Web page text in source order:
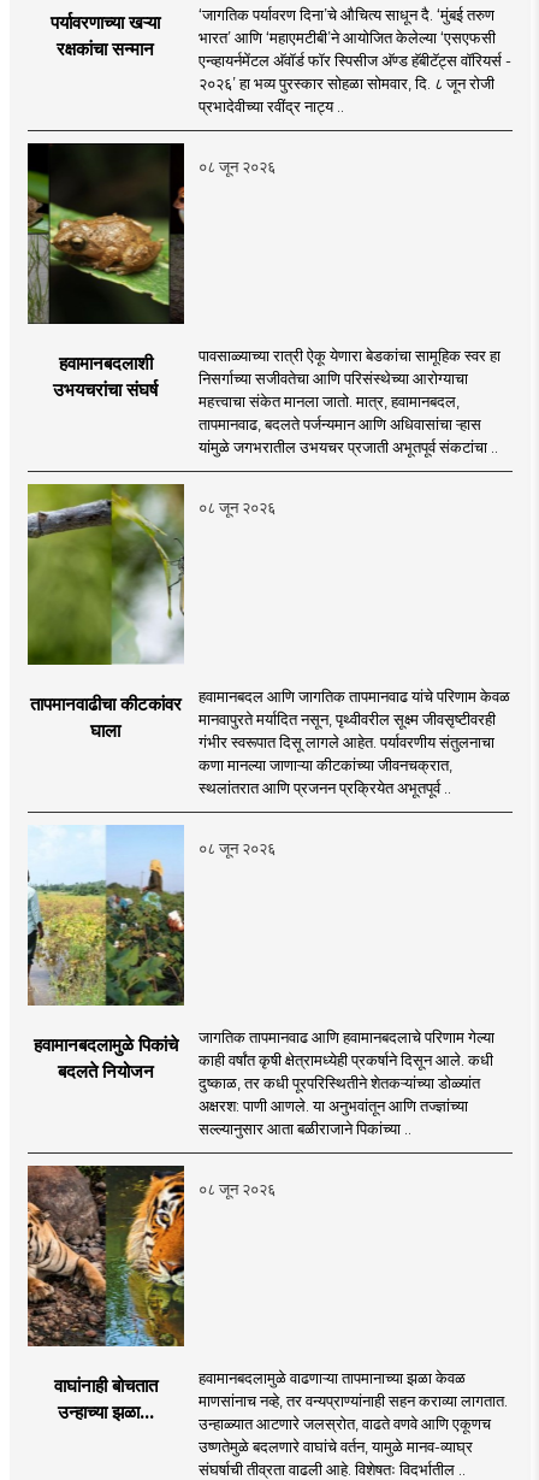
पर्यावरणाच्या खऱ्या
रक्षकांचा सन्मान
‘जागतिक पर्यावरण दिना’चे औचित्य साधून दै. ‘मुंबई तरुण
भारत’ आणि ‘महाएमटीबी’ने आयोजित केलेल्या ‘एसएफसी
एन्व्हायर्नमेंटल अ‍ॅवॉर्ड फॉर स्पिसीज अ‍ॅण्ड हॅबीटॅट्स वॉरियर्स -
२०२६’ हा भव्य पुरस्कार सोहळा सोमवार, दि. ८ जून रोजी
प्रभादेवीच्या रवींद्र नाट्य ..
०८ जून २०२६
हवामानबदलाशी
उभयचरांचा संघर्ष
पावसाळ्याच्या रात्री ऐकू येणारा बेडकांचा सामूहिक स्वर हा
निसर्गाच्या सजीवतेचा आणि परिसंस्थेच्या आरोग्याचा
महत्त्वाचा संकेत मानला जातो. मात्र, हवामानबदल,
तापमानवाढ, बदलते पर्जन्यमान आणि अधिवासांचा ऱ्हास
यांमुळे जगभरातील उभयचर प्रजाती अभूतपूर्व संकटांचा ..
०८ जून २०२६
तापमानवाढीचा कीटकांवर
घाला
हवामानबदल आणि जागतिक तापमानवाढ यांचे परिणाम केवळ
मानवापुरते मर्यादित नसून, पृथ्वीवरील सूक्ष्म जीवसृष्टीवरही
गंभीर स्वरूपात दिसू लागले आहेत. पर्यावरणीय संतुलनाचा
कणा मानल्या जाणाऱ्या कीटकांच्या जीवनचक्रात,
स्थलांतरात आणि प्रजनन प्रक्रियेत अभूतपूर्व ..
०८ जून २०२६
हवामानबदलामुळे पिकांचे
बदलते नियोजन
जागतिक तापमानवाढ आणि हवामानबदलाचे परिणाम गेल्या
काही वर्षांत कृषी क्षेत्रामध्येही प्रकर्षाने दिसून आले. कधी
दुष्काळ, तर कधी पूरपरिस्थितीने शेतकऱ्यांच्या डोळ्यांत
अक्षरश: पाणी आणले. या अनुभवांतून आणि तज्ज्ञांच्या
सल्ल्यानुसार आता बळीराजाने पिकांच्या ..
०८ जून २०२६
वाघांनाही बोचतात
उन्हाच्या झळा...
हवामानबदलामुळे वाढणाऱ्या तापमानाच्या झळा केवळ
माणसांनाच नव्हे, तर वन्यप्राण्यांनाही सहन कराव्या लागतात.
उन्हाळ्यात आटणारे जलस्रोत, वाढते वणवे आणि एकूणच
उष्णतेमुळे बदलणारे वाघांचे वर्तन, यामुळे मानव-व्याघ्र
संघर्षाची तीव्रता वाढली आहे. विशेषतः विदर्भातील ..